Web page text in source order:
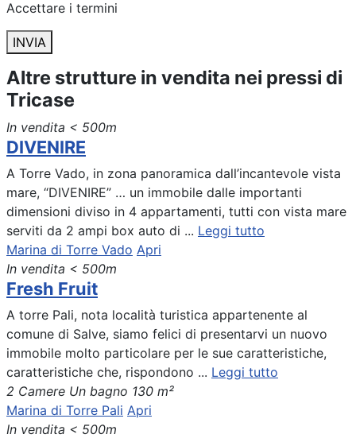
Accettare i termini
INVIA
Altre strutture in vendita nei pressi di
Tricase
In vendita < 500m
DIVENIRE
A Torre Vado, in zona panoramica dall’incantevole vista
mare, “DIVENIRE” … un immobile dalle importanti
dimensioni diviso in 4 appartamenti, tutti con vista mare
serviti da 2 ampi box auto di ... Leggi tutto
Marina di Torre Vado Apri
In vendita < 500m
Fresh Fruit
A torre Pali, nota località turistica appartenente al
comune di Salve, siamo felici di presentarvi un nuovo
immobile molto particolare per le sue caratteristiche,
caratteristiche che, rispondono ... Leggi tutto
2 Camere Un bagno 130 m²
Marina di Torre Pali Apri
In vendita < 500m